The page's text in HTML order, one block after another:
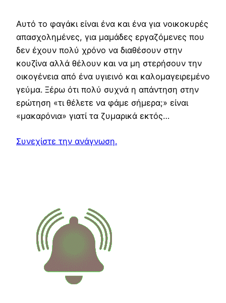
Αυτό το φαγάκι είναι ένα και ένα για νοικοκυρές
απασχολημένες, για μαμάδες εργαζόμενες που
δεν έχουν πολύ χρόνο να διαθέσουν στην
κουζίνα αλλά θέλουν και να μη στερήσουν την
οικογένεια από ένα υγιεινό και καλομαγειρεμένο
γεύμα. Ξέρω ότι πολύ συχνά η απάντηση στην
ερώτηση «τι θέλετε να φάμε σήμερα;» είναι
«μακαρόνια» γιατί τα ζυμαρικά εκτός…
Συνεχίστε την ανάγνωση.